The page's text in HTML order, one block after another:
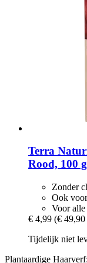
Terra
Rood, 100 g
Zonder
Ook
Voor
€ 4,99 (€
Tijdelijk niet
Plantaardige